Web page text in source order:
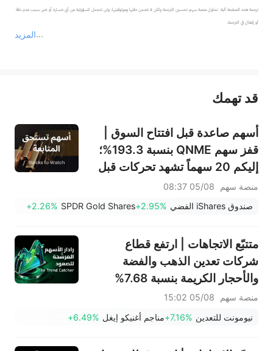
المزيد
ترجمة هذه الصفحة آلية. تحاول منصة سهم تحسين الترجمة ولكن لا تضمن دقتها وموثوقيتها، ولن تتحمل المسؤولية عن أي خسارة أو ضرر بسبب عدم دقة
أو إغفال في الترجمة.
عند الضرورة، يرجى استشارة مستشار استثمار محترف. لا تقدم منصة سهم أي مشورة استثمارية، ولا تقدم أي التزامات أو ضمانات.
قد تهمك
أسهم صاعدة قبل افتتاح السوق |
قفز سهم QNME بنسبة 193.3%؛
إليكم 20 سهماً تشهد تحركات قبل
افتتاح السوق (4 أغسطس)
منصة سهم
05/08 08:37
صندوق iShares الفضي
+2.95%
SPDR Gold Shares
+2.26%
متتبّع الاتجاهات | ارتفع قطاع
شركات تعدين الذهب والفضة
والأحجار الكريمة بنسبة 7.68%
صعودية؛ بينما جاء سهما FCX
منصة سهم
05/08 15:02
نيومونت للتعدين +7.16%مناجم أغنيكو إيغل +6.49%